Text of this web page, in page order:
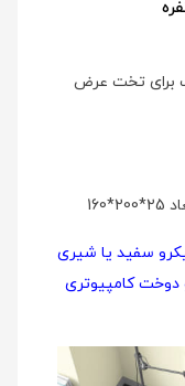
220*230 (مناسب برای تخت عرض
سفید یا شیری
الیاف 300 گرمی و دوخت کامپیوتری